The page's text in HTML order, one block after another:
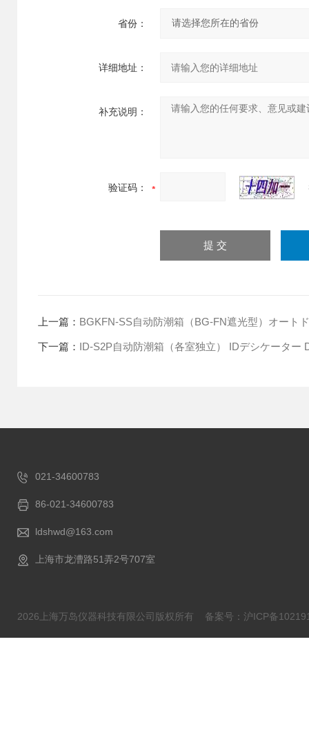
省份：
详细地址：
补充说明：
验证码：
上一篇： BGKFN-SS自动防潮箱（BG-FN遮光型）オート
下一篇： ID-S2P自动防潮箱（各室独立） IDデシケーター
021-34600783
86-021-34600783
ldshwd@163.com
上海市龙漕路51弄2号707室
2026上海万岛仪器科技有限公司版权所有 备案号：沪ICP备